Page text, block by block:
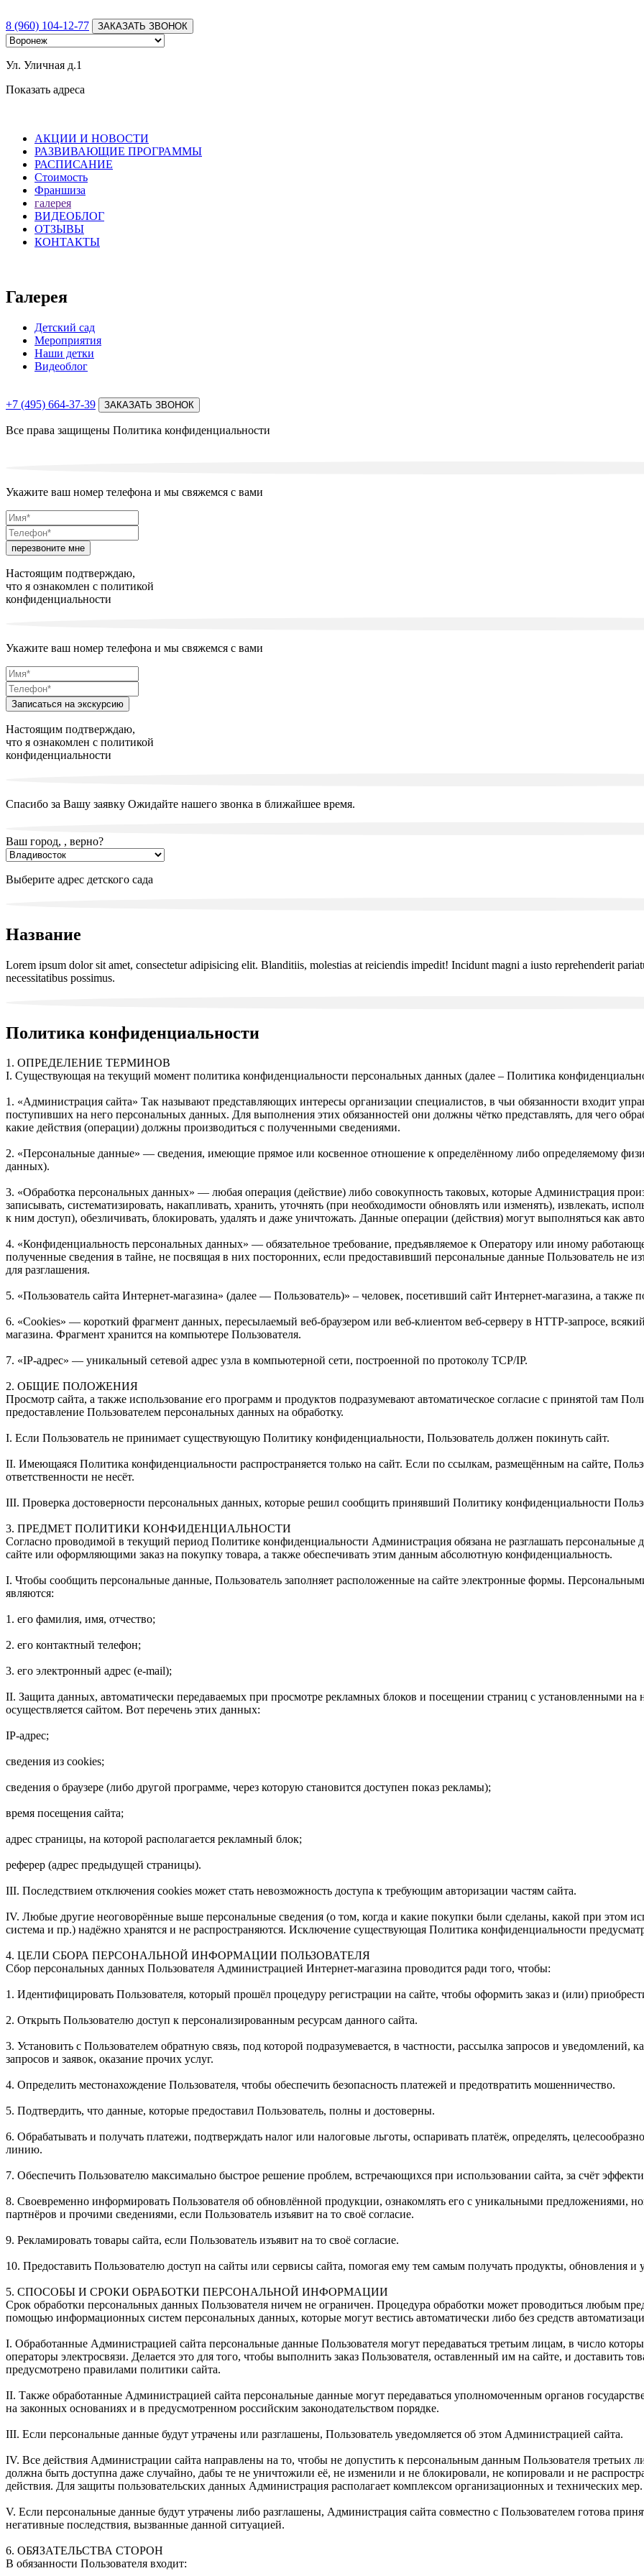
8 (960) 104-12-77 ЗАКАЗАТЬ ЗВОНОК
Ул. Уличная д.1
Показать адреса
АКЦИИ И НОВОСТИ
РАЗВИВАЮЩИЕ ПРОГРАММЫ
РАСПИСАНИЕ
Стоимость
Франшиза
галерея
ВИДЕОБЛОГ
ОТЗЫВЫ
КОНТАКТЫ
Галерея
Детский сад
Мероприятия
Наши детки
Видеоблог
+7 (495) 664-37-39 ЗАКАЗАТЬ ЗВОНОК
Все права защищены Политика конфиденциальности
Укажите ваш номер телефона и мы свяжемся с вами
перезвоните мне
Настоящим подтверждаю,
что я ознакомлен с политикой
конфиденциальности
Укажите ваш номер телефона и мы свяжемся с вами
Записаться на экскурсию
Настоящим подтверждаю,
что я ознакомлен с политикой
конфиденциальности
Спасибо за Вашу заявку Ожидайте нашего звонка в ближайшее время.
Ваш город, , верно?
Выберите адрес детского сада
Название
Lorem ipsum dolor sit amet, consectetur adipisicing elit. Blanditiis, molestias at reiciendis impedit! Incidunt magni a iusto reprehenderit
necessitatibus possimus.
Политика конфиденциальности
1. ОПРЕДЕЛЕНИЕ ТЕРМИНОВ
I. Существующая на текущий момент политика конфиденциальности персональных данных (далее – Политика
1. «Администрация сайта» Так называют представляющих интересы организации специалистов, в чьи обязанности входит
поступивших на него персональных данных. Для выполнения этих обязанностей они должны чётко представлять, для чего
какие действия (операции) должны производиться с полученными сведениями.
2. «Персональные данные» — сведения, имеющие прямое или косвенное отношение к определённому либо определяемому
данных).
3. «Обработка персональных данных» — любая операция (действие) либо совокупность таковых, которые Администрация
записывать, систематизировать, накапливать, хранить, уточнять (при необходимости обновлять или изменять), извлекать,
к ним доступ), обезличивать, блокировать, удалять и даже уничтожать. Данные операции (действия) могут выполняться как
4. «Конфиденциальность персональных данных» — обязательное требование, предъявляемое к Оператору или иному
полученные сведения в тайне, не посвящая в них посторонних, если предоставивший персональные данные Пользователь не
для разглашения.
5. «Пользователь сайта Интернет-магазина» (далее — Пользователь)» – человек, посетивший сайт Интернет-магазина, а
6. «Cookies» — короткий фрагмент данных, пересылаемый веб-браузером или веб-клиентом веб-серверу в HTTP-запросе,
магазина. Фрагмент хранится на компьютере Пользователя.
7. «IP-адрес» — уникальный сетевой адрес узла в компьютерной сети, построенной по протоколу TCP/IP.
2. ОБЩИЕ ПОЛОЖЕНИЯ
Просмотр сайта, а также использование его программ и продуктов подразумевают автоматическое согласие с принятой там
предоставление Пользователем персональных данных на обработку.
I. Если Пользователь не принимает существующую Политику конфиденциальности, Пользователь должен покинуть сайт.
II. Имеющаяся Политика конфиденциальности распространяется только на сайт. Если по ссылкам, размещённым на сайте,
ответственности не несёт.
III. Проверка достоверности персональных данных, которые решил сообщить принявший Политику конфиденциальности
3. ПРЕДМЕТ ПОЛИТИКИ КОНФИДЕНЦИАЛЬНОСТИ
Согласно проводимой в текущий период Политике конфиденциальности Администрация обязана не разглашать
сайте или оформляющими заказ на покупку товара, а также обеспечивать этим данным абсолютную конфиденциальность.
I. Чтобы сообщить персональные данные, Пользователь заполняет расположенные на сайте электронные формы.
являются:
1. его фамилия, имя, отчество;
2. его контактный телефон;
3. его электронный адрес (e-mail);
II. Защита данных, автоматически передаваемых при просмотре рекламных блоков и посещении страниц с установленными на
осуществляется сайтом. Вот перечень этих данных:
IP-адрес;
сведения из cookies;
сведения о браузере (либо другой программе, через которую становится доступен показ рекламы);
время посещения сайта;
адрес страницы, на которой располагается рекламный блок;
реферер (адрес предыдущей страницы).
III. Последствием отключения cookies может стать невозможность доступа к требующим авторизации частям сайта.
IV. Любые другие неоговорённые выше персональные сведения (о том, когда и какие покупки были сделаны, какой при этом
система и пр.) надёжно хранятся и не распространяются. Исключение существующая Политика конфиденциальности
4. ЦЕЛИ СБОРА ПЕРСОНАЛЬНОЙ ИНФОРМАЦИИ ПОЛЬЗОВАТЕЛЯ
Сбор персональных данных Пользователя Администрацией Интернет-магазина проводится ради того, чтобы:
1. Идентифицировать Пользователя, который прошёл процедуру регистрации на сайте, чтобы оформить заказ и (или)
2. Открыть Пользователю доступ к персонализированным ресурсам данного сайта.
3. Установить с Пользователем обратную связь, под которой подразумевается, в частности, рассылка запросов и уведомлений,
запросов и заявок, оказание прочих услуг.
4. Определить местонахождение Пользователя, чтобы обеспечить безопасность платежей и предотвратить мошенничество.
5. Подтвердить, что данные, которые предоставил Пользователь, полны и достоверны.
6. Обрабатывать и получать платежи, подтверждать налог или налоговые льготы, оспаривать платёж, определять,
линию.
7. Обеспечить Пользователю максимально быстрое решение проблем, встречающихся при использовании сайта, за счёт
8. Своевременно информировать Пользователя об обновлённой продукции, ознакомлять его с уникальными предложениями,
партнёров и прочими сведениями, если Пользователь изъявит на то своё согласие.
9. Рекламировать товары сайта, если Пользователь изъявит на то своё согласие.
10. Предоставить Пользователю доступ на сайты или сервисы сайта, помогая ему тем самым получать продукты, обновления и
5. СПОСОБЫ И СРОКИ ОБРАБОТКИ ПЕРСОНАЛЬНОЙ ИНФОРМАЦИИ
Срок обработки персональных данных Пользователя ничем не ограничен. Процедура обработки может проводиться любым
помощью информационных систем персональных данных, которые могут вестись автоматически либо без средств
I. Обработанные Администрацией сайта персональные данные Пользователя могут передаваться третьим лицам, в число
операторы электросвязи. Делается это для того, чтобы выполнить заказ Пользователя, оставленный им на сайте, и доставить
предусмотрено правилами политики сайта.
II. Также обработанные Администрацией сайта персональные данные могут передаваться уполномоченным органов
на законных основаниях и в предусмотренном российским законодательством порядке.
III. Если персональные данные будут утрачены или разглашены, Пользователь уведомляется об этом Администрацией сайта.
IV. Все действия Администрации сайта направлены на то, чтобы не допустить к персональным данным Пользователя
должна быть доступна даже случайно, дабы те не уничтожили её, не изменили и не блокировали, не копировали и не
действия. Для защиты пользовательских данных Администрация располагает комплексом организационных и технических мер.
V. Если персональные данные будут утрачены либо разглашены, Администрация сайта совместно с Пользователем готова
негативные последствия, вызванные данной ситуацией.
6. ОБЯЗАТЕЛЬСТВА СТОРОН
В обязанности Пользователя входит: